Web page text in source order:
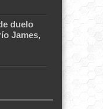
duelo
James,